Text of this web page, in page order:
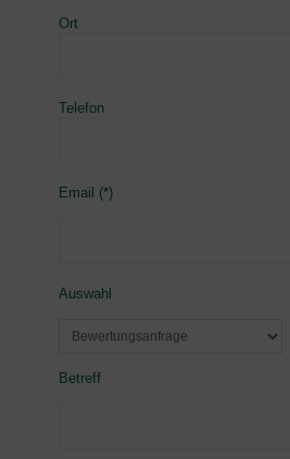
Ort
Telefon
Email (*)
Auswahl
Betreff